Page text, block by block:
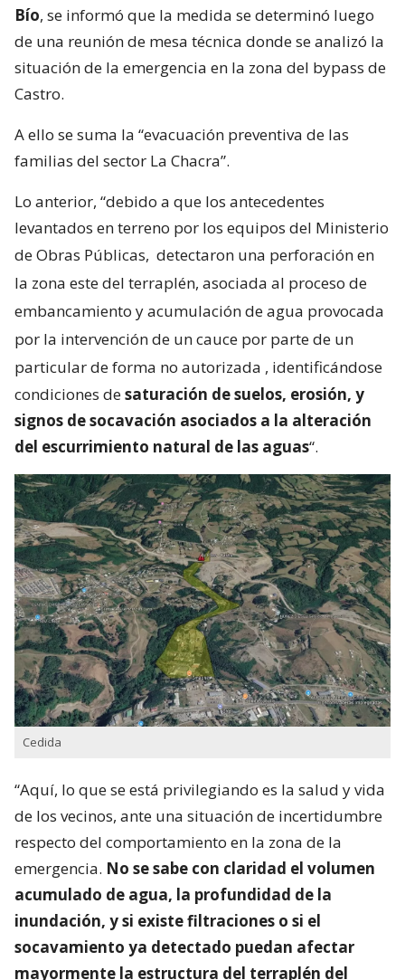
Bío, se informó que la medida se determinó luego
de una reunión de mesa técnica donde se analizó la
situación de la emergencia en la zona del bypass de
Castro.
A ello se suma la “evacuación preventiva de las
familias del sector La Chacra”.
Lo anterior, “debido a que los antecedentes
levantados en terreno por los equipos del Ministerio
de Obras Públicas, detectaron una perforación en
la zona este del terraplén, asociada al proceso de
embancamiento y acumulación de agua provocada
por la intervención de un cauce por parte de un
particular de forma no autorizada , identificándose
condiciones desaturación de suelos, erosión, y
signos de socavación asociados a la alteración
del escurrimiento natural de las aguas“.
Cedida
“Aquí, lo que se está privilegiando es la salud y vida
de los vecinos, ante una situación de incertidumbre
respecto del comportamiento en la zona de la
emergencia. No se sabe con claridad el volumen
acumulado de agua, la profundidad de la
inundación, y si existe filtraciones o si el
socavamiento ya detectado puedan afectar
mayormente la estructura del terraplén del